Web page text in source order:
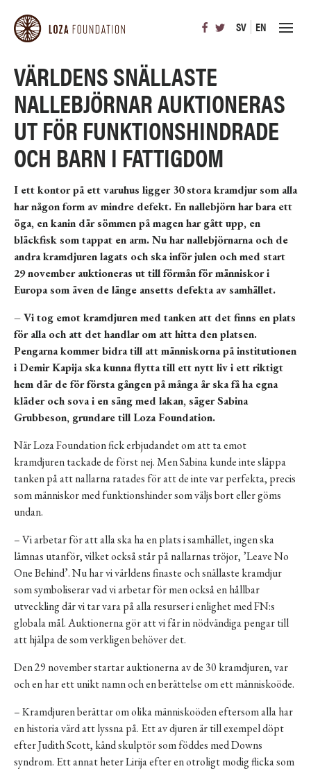
SV EN
VÄRLDENS SNÄLLASTE
NALLEBJÖRNAR AUKTIONERAS
UT FÖR FUNKTIONSHINDRADE
OCH BARN I FATTIGDOM
I ett kontor på ett varuhus ligger 30 stora kramdjur som alla
har någon form av mindre defekt. En nallebjörn har bara ett
öga, en kanin där sömmen på magen har gått upp, en
bläckfisk som tappat en arm. Nu har nallebjörnarna och de
andra kramdjuren lagats och ska inför julen och med start
29 november auktioneras ut till förmån för människor i
Europa som även de länge ansetts defekta av samhället.
– Vi tog emot kramdjuren med tanken att det finns en plats
för alla och att det handlar om att hitta den platsen.
Pengarna kommer bidra till att människorna på institutionen
i Demir Kapija ska kunna flytta till ett nytt liv i ett riktigt
hem där de för första gången på många år ska få ha egna
kläder och sova i en säng med lakan, säger Sabina
Grubbeson, grundare till Loza Foundation.
När Loza Foundation fick erbjudandet om att ta emot
kramdjuren tackade de först nej. Men Sabina kunde inte släppa
tanken på att nallarna ratades för att de inte var perfekta, precis
som människor med funktionshinder som väljs bort eller göms
undan.
– Vi arbetar för att alla ska ha en plats i samhället, ingen ska
lämnas utanför, vilket också står på nallarnas tröjor, ’Leave No
One Behind’. Nu har vi världens finaste och snällaste kramdjur
som symboliserar vad vi arbetar för men också en hållbar
utveckling där vi tar vara på alla resurser i enlighet medFN:s
globala mål. Auktionerna gör att vi får in nödvändiga pengar till
att hjälpa de som verkligen behöver det.
Den 29 november startar auktionerna av de 30 kramdjuren, var
och en har ett unikt namn och en berättelse om ett människoöde.
– Kramdjuren berättar om olika människoöden eftersom alla har
en historia värd att lyssna på. Ett av djuren är till exempel döpt
efter Judith Scott, känd skulptör som föddes med Downs
syndrom. Ett annat heter Lirija efter en otroligt modig flicka som